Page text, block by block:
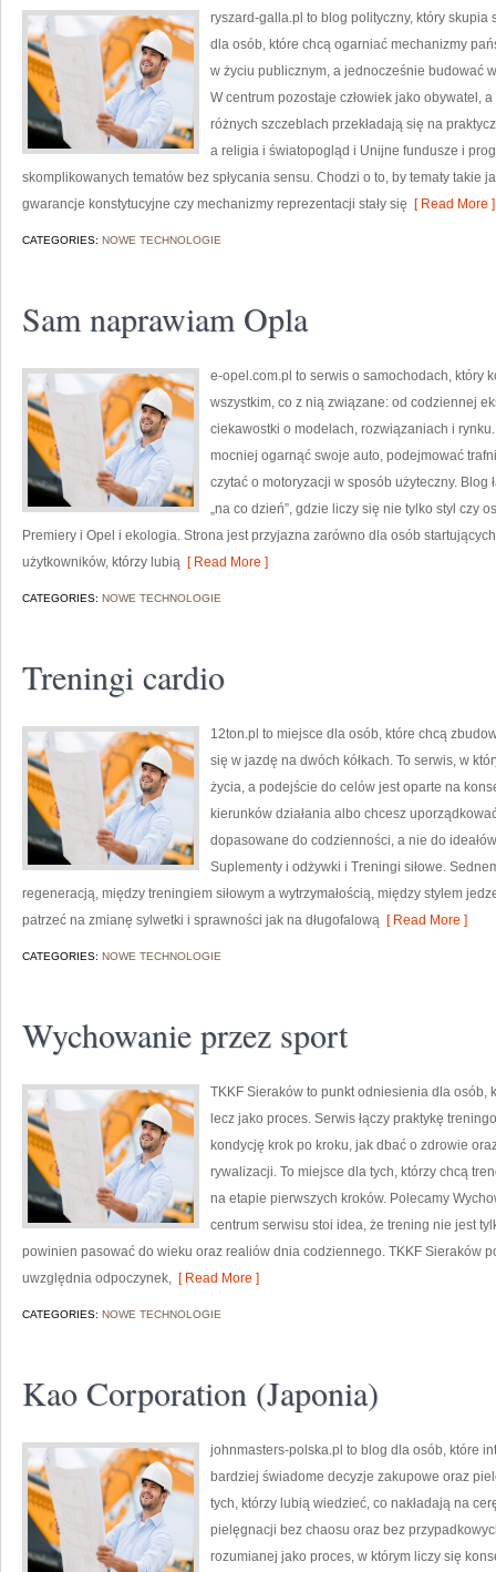
ryszard-galla.pl to blog polityczny, który skupia
dla osób, które chcą ogarniać mechanizmy
w życiu publicznym, a jednocześnie budować
W centrum pozostaje człowiek jako obywatel,
różnych szczeblach przekładają się na
a religia i światopogląd i Unijne fundusze i
skomplikowanych tematów bez spłycania sensu. Chodzi o to, by tematy takie
gwarancje konstytucyjne czy mechanizmy reprezentacji stały się [ Read More ]
CATEGORIES: NOWE TECHNOLOGIE
Sam naprawiam Opla
e-opel.com.pl to serwis o samochodach, który
wszystkim, co z nią związane: od codziennej
ciekawostki o modelach, rozwiązaniach i
mocniej ogarnąć swoje auto, podejmować
czytać o motoryzacji w sposób użyteczny.
„na co dzień”, gdzie liczy się nie tylko styl czy
Premiery i Opel i ekologia. Strona jest przyjazna zarówno dla osób
użytkowników, którzy lubią [ Read More ]
CATEGORIES: NOWE TECHNOLOGIE
Treningi cardio
12ton.pl to miejsce dla osób, które chcą
się w jazdę na dwóch kółkach. To serwis, w
życia, a podejście do celów jest oparte na
kierunków działania albo chcesz
dopasowane do codzienności, a nie do
Suplementy i odżywki i Treningi siłowe.
regeneracją, między treningiem siłowym a wytrzymałością, między stylem
patrzeć na zmianę sylwetki i sprawności jak na długofalową [ Read More ]
CATEGORIES: NOWE TECHNOLOGIE
Wychowanie przez sport
TKKF Sieraków to punkt odniesienia dla osób,
lecz jako proces. Serwis łączy praktykę
kondycję krok po kroku, jak dbać o zdrowie
rywalizacji. To miejsce dla tych, którzy chcą
na etapie pierwszych kroków. Polecamy
centrum serwisu stoi idea, że trening nie jest
powinien pasować do wieku oraz realiów dnia codziennego. TKKF Sieraków
uwzględnia odpoczynek, [ Read More ]
CATEGORIES: NOWE TECHNOLOGIE
Kao Corporation (Japonia)
johnmasters-polska.pl to blog dla osób, które
bardziej świadome decyzje zakupowe oraz
tych, którzy lubią wiedzieć, co nakładają na
pielęgnacji bez chaosu oraz bez
rozumianej jako proces, w którym liczy się